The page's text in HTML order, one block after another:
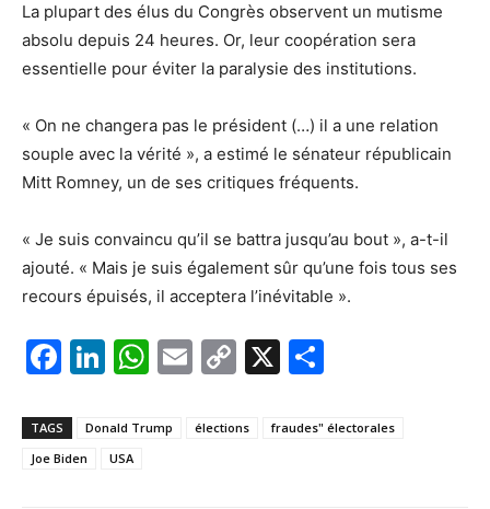
La plupart des élus du Congrès observent un mutisme
absolu depuis 24 heures. Or, leur coopération sera
essentielle pour éviter la paralysie des institutions.
« On ne changera pas le président (…) il a une relation
souple avec la vérité », a estimé le sénateur républicain
Mitt Romney, un de ses critiques fréquents.
« Je suis convaincu qu’il se battra jusqu’au bout », a-t-il
ajouté. « Mais je suis également sûr qu’une fois tous ses
recours épuisés, il acceptera l’inévitable ».
F
c
e
Li
k
e
W
at
E
ai
C
p
X
ta
TAGS Donald Trump élections
fraudes" électorales
Joe Biden
USA